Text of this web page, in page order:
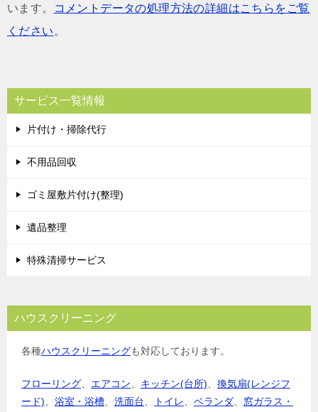
います。
コメントデータの処理方法の詳細はこちらをご覧
ください 。
サービス一覧情報
片付け・掃除代行
不用品回収
ゴミ屋敷片付け(整理)
遺品整理
特殊清掃サービス
ハウスクリーニング
各種ハウスクリーニングも対応しております。
フローリング エアコン キッチン(台所)
換気扇(レンジフ
ード)
浴室・浴槽 洗面台 トイレ ベランダ
窓ガラス・